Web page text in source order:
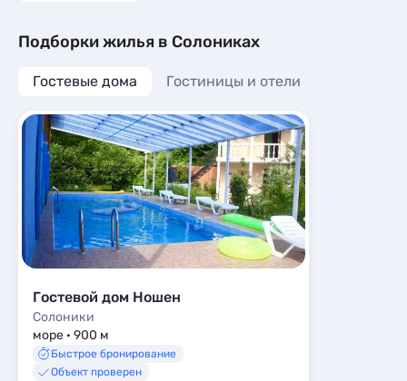
Подборки жилья в Солониках
Гостевые дома Гостиницы и отели
Гостевой дом Ношен
Солоники
море · 900 м
Быстрое бронирование
Объект проверен